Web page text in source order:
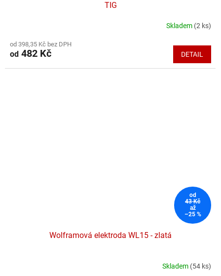
TIG
produktu
je
Skladem (2 ks)
od 398,35 Kč bez DPH
od 482 Kč DETAIL
od
43 Kč
až
–25 %
Wolframová elektroda WL15 - zlatá
Skladem (54 ks)